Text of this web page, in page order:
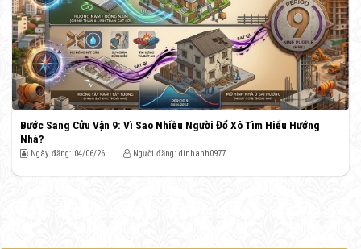
Bước Sang Cửu Vận 9: Vì Sao Nhiều Người Đổ Xô Tìm Hiểu Hướng
Nhà?
Ngày đăng: 04/06/26 Người đăng: dinhanh0977